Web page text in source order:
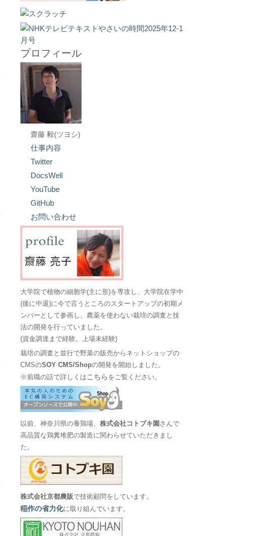
プロフィール
齋藤 毅(ツヨシ)
仕事内容
Twitter
DocsWell
YouTube
GitHub
お問い合わせ
大学院で植物の細胞学(主に形)を専攻し、大学院在学中
(後に中退)に今で言うところのスタートアップの初期メ
ンバーとして参画し、農薬を使わない栽培の調査と技
法の開発を行っていました。
(資金調達まで経験。上場未経験)
栽培の調査と並行で野菜の販売からネットショップの
CMSのSOY CMS/Shopの開発を開始しました。
※前職の話で詳しくは こちら をご覧ください。
以前、神奈川県の養鶏場、株式会社コトブキ園 さんで
高品質な鶏糞堆肥の製造に関わらせていただきまし
た。
株式会社京都農販で技術顧問をしています。
稲作の省力化に取り組んでいます。